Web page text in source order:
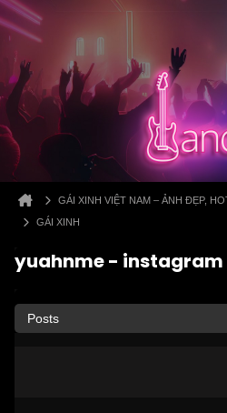
GÁI XINH VIỆT NAM – ẢNH ĐẸP,
GÁI XINH
yuahnme - instagram